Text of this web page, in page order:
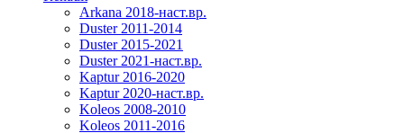
Arkana 2018-наст.вр.
Duster 2011-2014
Duster 2015-2021
Duster 2021-наст.вр.
Kaptur 2016-2020
Kaptur 2020-наст.вр.
Koleos 2008-2010
Koleos 2011-2016